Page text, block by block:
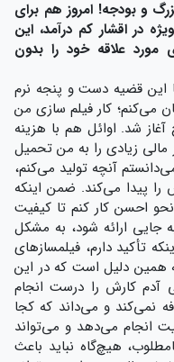
و بودجه! امروز هم برای
در اقشار کم درآمد، این
مورد علاقه خود را بدون
قضیه دست و پنجه نرم
می‌کنم؛ کار فیلم سازی من
شد. اوائل هم با هزینه
زیادی را به من تحمیل
آنچه تولید می‌کنم،
پیدا می‌کند. ضمن اینکه
احسن کار کنم تا کیفیت
به جایی ارائه شود، به مشکل
تأکید دارم، فیلمسازهای
همین دلیل است که در این
آدم کارش را درست انجام
نمی‌کند و می‌داند که کجا
انجام می‌دهد و می‌تواند
هیچ‌گاه نباید باعث